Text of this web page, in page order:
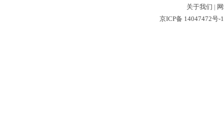
关于我们 |
京ICP备 14047472号-